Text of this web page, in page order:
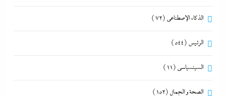
الذكاء الإصطناعي (72)
الرئيس (544)
السينسياسي (11)
الصحة و الجمال (152)